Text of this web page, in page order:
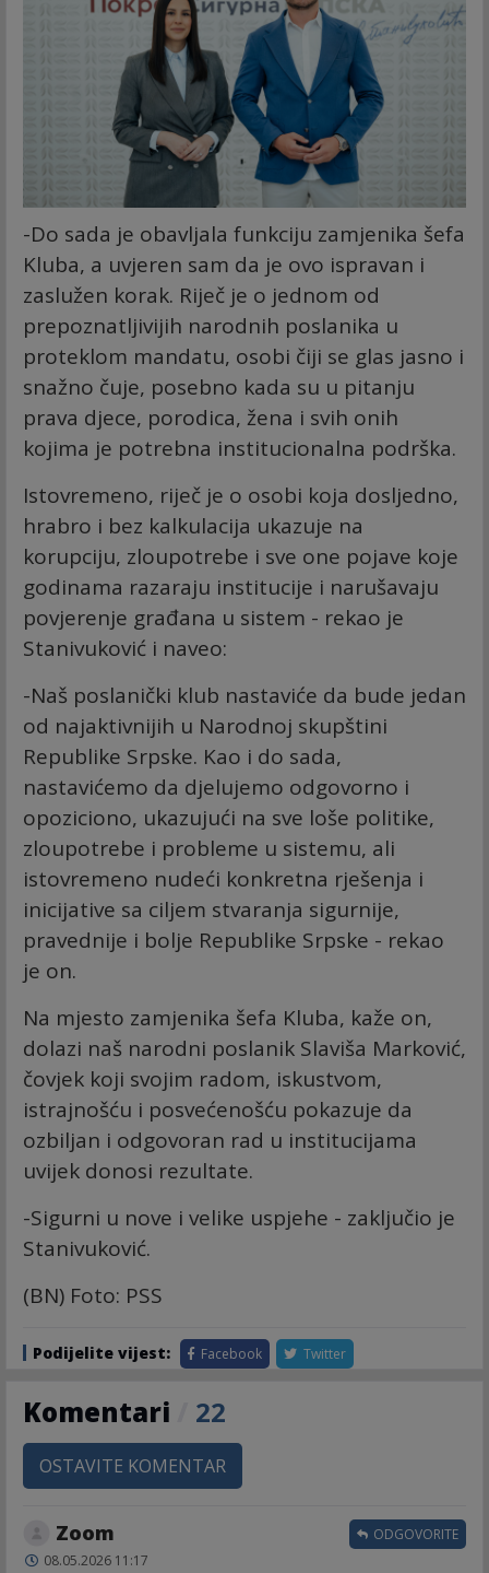
-Do sada je obavljala funkciju zamjenika šefa
Kluba, a uvjeren sam da je ovo ispravan i
zaslužen korak. Riječ je o jednom od
prepoznatljivijih narodnih poslanika u
proteklom mandatu, osobi čiji se glas jasno i
snažno čuje, posebno kada su u pitanju
prava djece, porodica, žena i svih onih
kojima je potrebna institucionalna podrška.
Istovremeno, riječ je o osobi koja dosljedno,
hrabro i bez kalkulacija ukazuje na
korupciju, zloupotrebe i sve one pojave koje
godinama razaraju institucije i narušavaju
povjerenje građana u sistem - rekao je
Stanivuković i naveo:
-Naš poslanički klub nastaviće da bude jedan
od najaktivnijih u Narodnoj skupštini
Republike Srpske. Kao i do sada,
nastavićemo da djelujemo odgovorno i
opoziciono, ukazujući na sve loše politike,
zloupotrebe i probleme u sistemu, ali
istovremeno nudeći konkretna rješenja i
inicijative sa ciljem stvaranja sigurnije,
pravednije i bolje Republike Srpske - rekao
je on.
Na mjesto zamjenika šefa Kluba, kaže on,
dolazi naš narodni poslanik Slaviša Marković,
čovjek koji svojim radom, iskustvom,
istrajnošću i posvećenošću pokazuje da
ozbiljan i odgovoran rad u institucijama
uvijek donosi rezultate.
-Sigurni u nove i velike uspjehe - zaključio je
Stanivuković.
(BN) Foto: PSS
Podijelite vijest: Facebook Twitter
Komentari 22
OSTAVITE KOMENTAR
Zoom
08.05.2026 11:17
ODGOVORITE